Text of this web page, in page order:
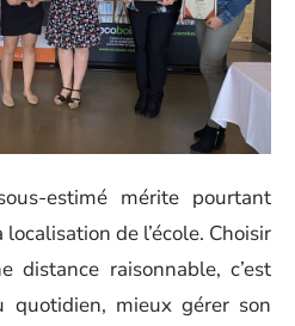
estimé mérite pourtant
de l’école. Choisir
distance raisonnable, c’est
quotidien, mieux gérer son